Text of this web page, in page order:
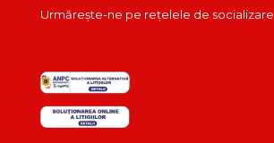
Urmărește-ne pe rețelele de socializare